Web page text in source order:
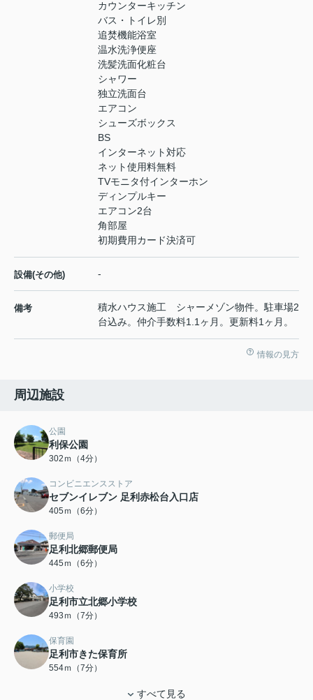
カウンターキッチン
バス・トイレ別
追焚機能浴室
温水洗浄便座
洗髪洗面化粧台
シャワー
独立洗面台
エアコン
シューズボックス
BS
インターネット対応
ネット使用料無料
TVモニタ付インターホン
ディンプルキー
エアコン2台
角部屋
初期費用カード決済可
設備(その他) -
備考
積水ハウス施工 シャーメゾン物件。駐車場2
台込み。仲介手数料1.1ヶ月。更新料1ヶ月。
情報の見方
周辺施設
公園
利保公園
302ｍ（4分）
コンビニエンスストア
セブンイレブン 足利赤松台入口店
405ｍ（6分）
郵便局
足利北郷郵便局
445ｍ（6分）
小学校
足利市立北郷小学校
493ｍ（7分）
保育園
足利市きた保育所
554ｍ（7分）
すべて見る